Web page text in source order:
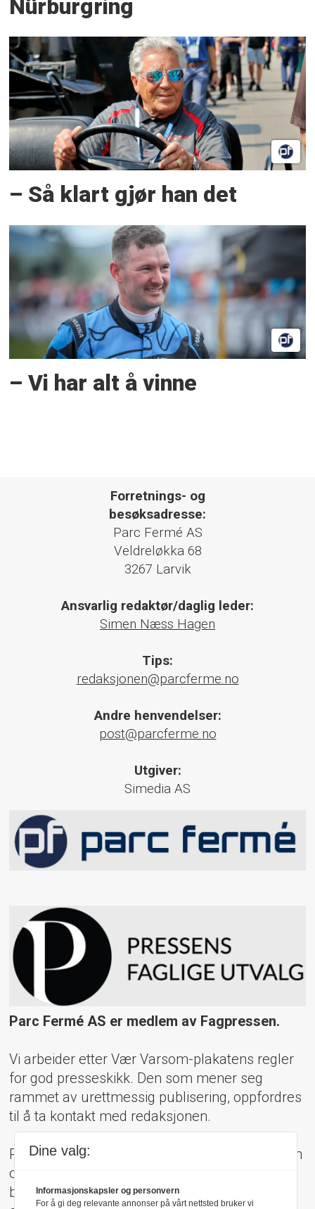
Nürburgring
– Så klart gjør han det
– Vi har alt å vinne
Forretnings- og
besøksadresse:
Parc Fermé AS
Veldreløkka 68
3267 Larvik
Ansvarlig redaktør/daglig leder:
Simen Næss Hagen
Tips:
redaksjonen@parcferme.no
Andre henvendelser:
post@parcferme.no
Utgiver:
Simedia AS
Parc Fermé AS er medlem av Fagpressen.
Vi arbeider etter Vær Varsom-plakatens regler
for god presseskikk. Den som mener seg
rammet av urettmessig publisering, oppfordres
til å ta kontakt med redaksjonen.
Pressens Faglige Utvalg (PFU) er et klageorgan
oppnevnt av Norsk Presseforbund som
behandler klager mot mediene i presseetiske
Dine valg:
Informasjonskapsler og personvern
For å gi deg relevante annonser på vårt nettsted bruker vi